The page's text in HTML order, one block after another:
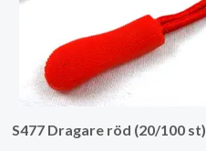
S477 Dragare röd (20/100 st)